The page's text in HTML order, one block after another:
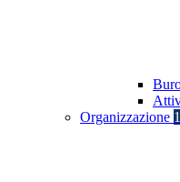
Organizzazione